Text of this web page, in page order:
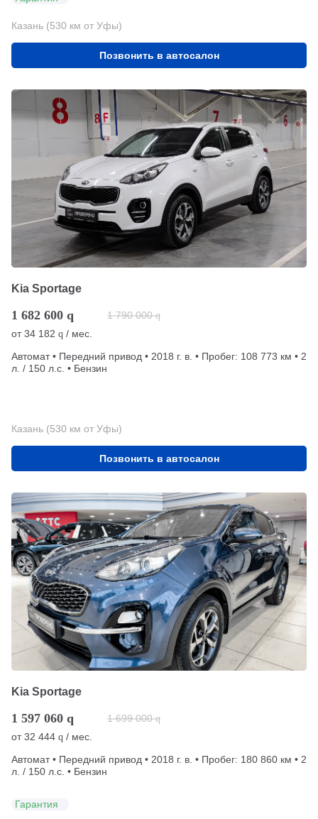
Казань (530 км от Уфы)
Позвонить в автосалон
Kia Sportage
1 682 600 q 1 790 000 q
от34 182 q / мес.
Автомат • Передний привод • 2018 г. в. • Пробег: 108 773 км • 2
л. / 150 л.с. • Бензин
Казань (530 км от Уфы)
Позвонить в автосалон
Kia Sportage
1 597 060 q 1 699 000 q
от32 444 q / мес.
Автомат • Передний привод • 2018 г. в. • Пробег: 180 860 км • 2
л. / 150 л.с. • Бензин
Гарантия